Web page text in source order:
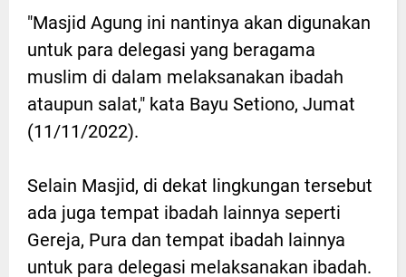
"Masjid Agung ini nantinya akan digunakan
untuk para delegasi yang beragama
muslim di dalam melaksanakan ibadah
ataupun salat," kata Bayu Setiono, Jumat
(11/11/2022).
Selain Masjid, di dekat lingkungan tersebut
ada juga tempat ibadah lainnya seperti
Gereja, Pura dan tempat ibadah lainnya
untuk para delegasi melaksanakan ibadah.